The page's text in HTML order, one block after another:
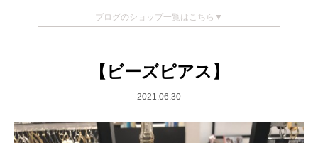
ブログのショップ一覧はこちら▼
【ビーズピアス】
2021.06.30